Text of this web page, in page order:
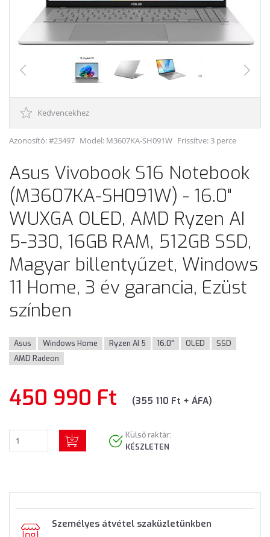
Kedvencekhez
Azonosító: #23497 Model: M3607KA-SH091W Frissítve: 3 perce
Asus Vivobook S16 Notebook
(M3607KA-SH091W) - 16.0"
WUXGA OLED, AMD Ryzen AI
5-330, 16GB RAM, 512GB SSD,
Magyar billentyűzet, Windows
11 Home, 3 év garancia, Ezüst
színben
Asus Windows Home Ryzen AI 5 16.0" OLED
SSD
AMD Radeon
450 990 Ft (355 110 Ft + ÁFA)
Külső raktár:
KÉSZLETEN
Személyes átvétel szaküzletünkben